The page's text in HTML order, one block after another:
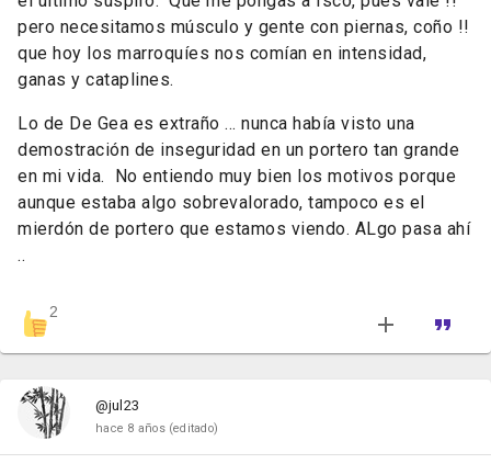
pero necesitamos músculo y gente con piernas, coño !!
que hoy los marroquíes nos comían en intensidad,
ganas y cataplines.
Lo de De Gea es extraño ... nunca había visto una
demostración de inseguridad en un portero tan grande
en mi vida. No entiendo muy bien los motivos porque
aunque estaba algo sobrevalorado, tampoco es el
mierdón de portero que estamos viendo. ALgo pasa ahí
..
2
@jul23
hace 8 años (editado)